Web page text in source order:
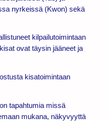
nyrkeissä (Kwon) sekä
kilpailutoimintaan
ovat täysin jääneet ja
kisatoimintaan
tapahtumia missä
mukana, näkyvyyttä